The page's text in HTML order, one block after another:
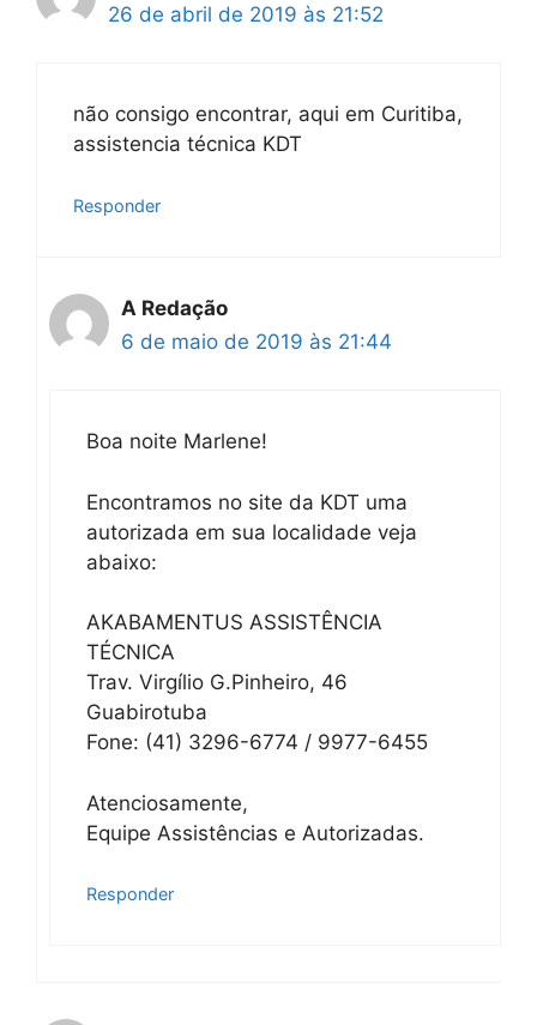
26 de abril de 2019 às 21:52
não consigo encontrar, aqui em Curitiba,
assistencia técnica KDT
Responder
A Redação
6 de maio de 2019 às 21:44
Boa noite Marlene!
Encontramos no site da KDT uma
autorizada em sua localidade veja
abaixo:
AKABAMENTUS ASSISTÊNCIA
TÉCNICA
Trav. Virgílio G.Pinheiro, 46
Guabirotuba
Fone: (41) 3296-6774 / 9977-6455
Atenciosamente,
Equipe Assistências e Autorizadas.
Responder